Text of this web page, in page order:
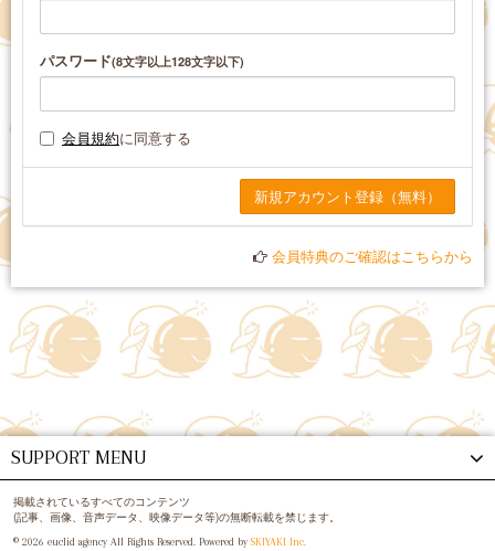
パスワード(8文字以上128文字以下)
会員規約に同意する
会員特典のご確認はこちらから
SUPPORT MENU
掲載されているすべてのコンテンツ
(記事、画像、音声データ、映像データ等)の無断転載を禁じます。
© 2026 euclid agency All Rights Reserved. Powered by SKIYAKI Inc.